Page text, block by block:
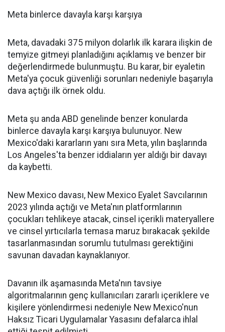
Meta binlerce davayla karşı karşıya
Meta, davadaki 375 milyon dolarlık ilk karara ilişkin de
temyize gitmeyi planladığını açıklamış ve benzer bir
değerlendirmede bulunmuştu. Bu karar, bir eyaletin
Meta'ya çocuk güvenliği sorunları nedeniyle başarıyla
dava açtığı ilk örnek oldu.
Meta şu anda ABD genelinde benzer konularda
binlerce davayla karşı karşıya bulunuyor. New
Mexico'daki kararların yanı sıra Meta, yılın başlarında
Los Angeles'ta benzer iddiaların yer aldığı bir davayı
da kaybetti.
New Mexico davası, New Mexico Eyalet Savcılarının
2023 yılında açtığı ve Meta'nın platformlarının
çocukları tehlikeye atacak, cinsel içerikli materyallere
ve cinsel yırtıcılarla temasa maruz bırakacak şekilde
tasarlanmasından sorumlu tutulması gerektiğini
savunan davadan kaynaklanıyor.
Davanın ilk aşamasında Meta'nın tavsiye
algoritmalarının genç kullanıcıları zararlı içeriklere ve
kişilere yönlendirmesi nedeniyle New Mexico'nun
Haksız Ticari Uygulamalar Yasasını defalarca ihlal